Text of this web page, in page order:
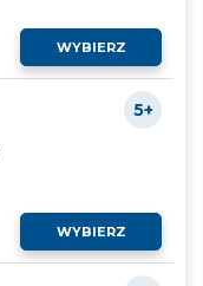
WYBIERZ
5+
WYBIERZ